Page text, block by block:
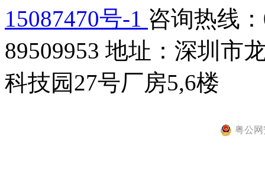
15087470号-1 咨询热线
89509953 地址：深圳市
科技园27号厂房5,6楼
粤公网